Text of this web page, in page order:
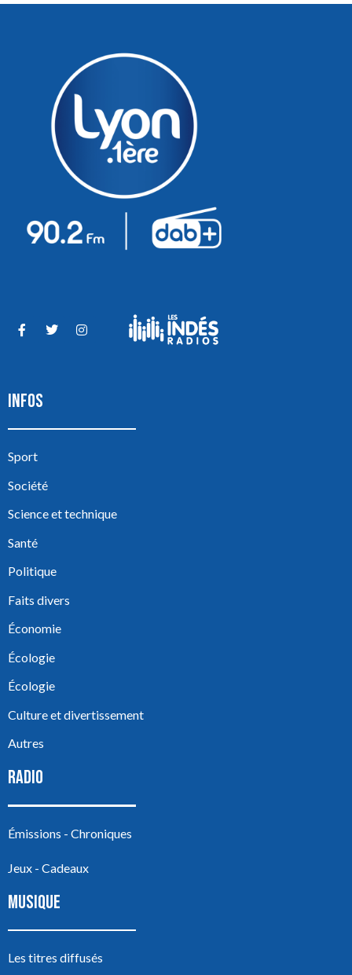
INFOS
Sport
Société
Science et technique
Santé
Politique
Faits divers
Économie
Écologie
Écologie
Culture et divertissement
Autres
RADIO
Émissions - Chroniques
Jeux - Cadeaux
MUSIQUE
Les titres diffusés